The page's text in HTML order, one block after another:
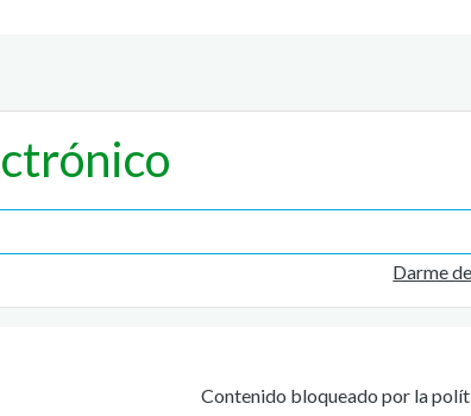
Darme
Contenido bloqueado por la